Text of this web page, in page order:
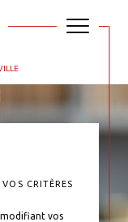
CRITÈRES
vos